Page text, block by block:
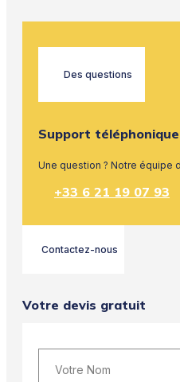
Des questions
Support téléphonique
Une question ? Notre équipe
+33 6 21 19 07 93
Contactez-nous
Votre devis gratuit